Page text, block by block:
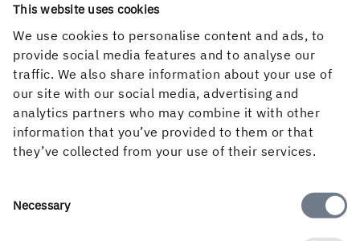
This website uses cookies
We use cookies to personalise content and ads, to
provide social media features and to analyse our
traffic. We also share information about your use of
our site with our social media, advertising and
analytics partners who may combine it with other
information that you’ve provided to them or that
they’ve collected from your use of their services.
Consent
Necessary
PUBLICERAD
12 maj, 2023
Om Holmen Trävaror